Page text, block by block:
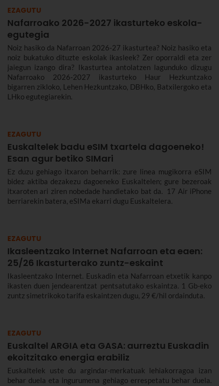
EZAGUTU
Nafarroako 2026-2027 ikasturteko eskola-
egutegia
Noiz hasiko da Nafarroan 2026-27 ikasturtea? Noiz hasiko eta
noiz bukatuko dituzte eskolak ikasleek? Zer oporraldi eta zer
jaiegun izango dira? Ikasturtea antolatzen lagunduko dizugu
Nafarroako 2026-2027 ikasturteko Haur Hezkuntzako
bigarren zikloko, Lehen Hezkuntzako, DBHko, Batxilergoko eta
LHko egutegiarekin.
EZAGUTU
Euskaltelek badu eSIM txartela dagoeneko!
Esan agur betiko SIMari
Ez duzu gehiago itxaron beharrik: zure linea mugikorra eSIM
bidez aktiba dezakezu dagoeneko Euskaltelen; gure bezeroak
itxaroten ari ziren nobedade handietako bat da. 17 Air iPhone
berriarekin batera, eSIMa ekarri dugu Euskaltelera.
EZAGUTU
Ikasleentzako Internet Nafarroan eta eaen:
25/26 Ikasturterako zuntz-eskaint
Ikasleentzako Internet. Euskadin eta Nafarroan etxetik kanpo
ikasten duen jendearentzat pentsatutako eskaintza. 1 Gb-eko
zuntz simetrikoko tarifa eskaintzen dugu, 29 €/hil ordainduta.
EZAGUTU
Euskaltel ARGIA eta GASA: aurreztu Euskadin
ekoitzitako energia erabiliz
Euskaltelek uste du argindar-merkatuak lehiakorragoa izan
behar duela eta ingurumena gehiago errespetatu behar duela.